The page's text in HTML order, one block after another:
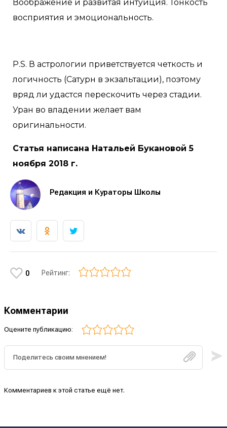
Воображение и развитая интуиция. Тонкость
восприятия и эмоциональность.
P.S. В астрологии приветствуется четкость и
логичность (Сатурн в экзальтации), поэтому
вряд ли удастся перескочить через стадии.
Уран во владении желает вам
оригинальности.
Статья написана Натальей Букановой 5
ноября 2018 г.
Редакция и Кураторы Школы
0 Рейтинг:
Комментарии
Оцените публикацию:
Комментариев к этой статье ещё нет.